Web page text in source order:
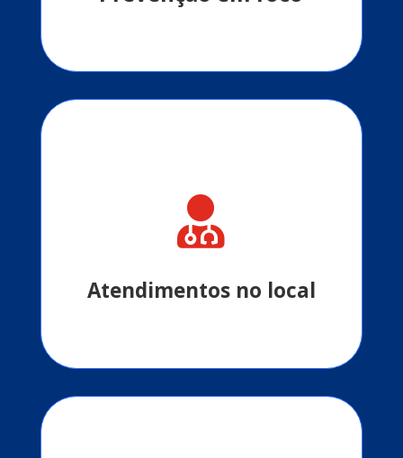

Atendimentos no local
Aferição de pressão, exames básicos e
orientações gratuitas com profissionais